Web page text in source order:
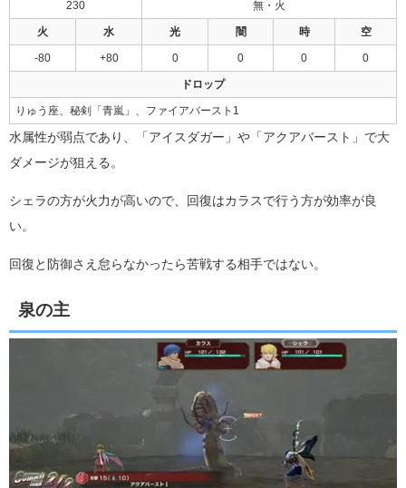
230 無・火
火 水 光 闇 時 空
-80 +80 0 0 0 0
ドロップ
りゅう座、秘剣「青嵐」、ファイアバースト1
水属性が弱点であり、「アイスダガー」や「アクアバースト」で大
ダメージが狙える。
シェラの方が火力が高いので、回復はカラスで行う方が効率が良
い。
回復と防御さえ怠らなかったら苦戦する相手ではない。
泉の主